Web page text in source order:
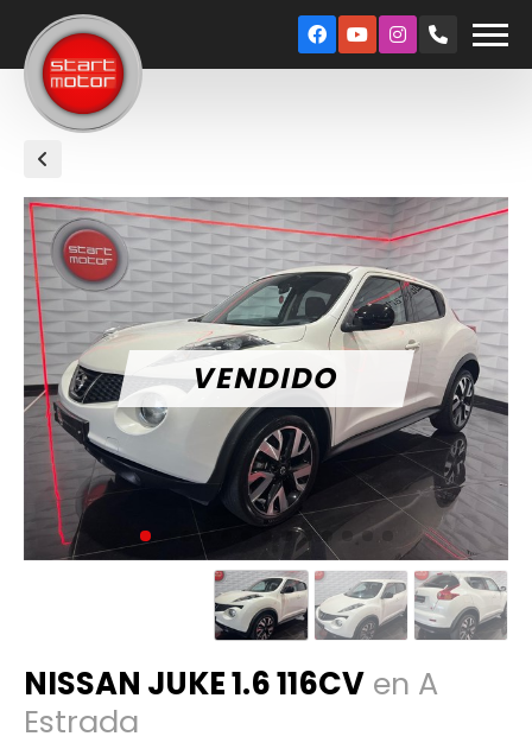
NISSAN JUKE 1.6 116CV en A
Estrada